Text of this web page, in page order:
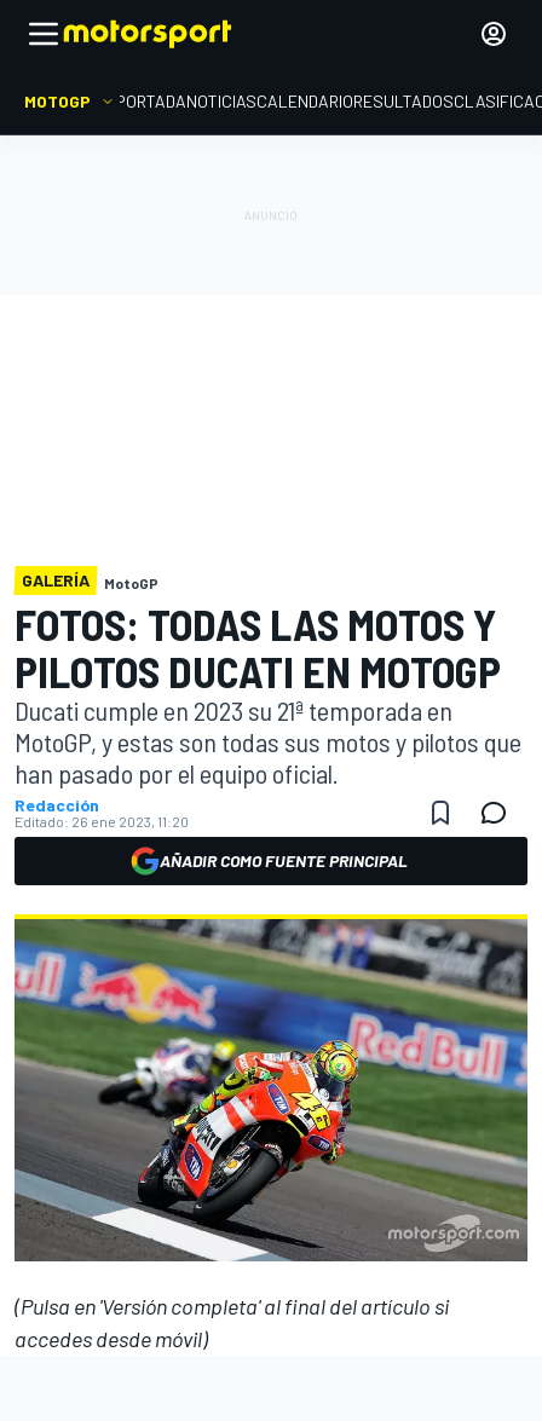
MOTOGP PORTADANOTICIASCALENDARIORESULTADOS
GALERÍA MotoGP
FOTOS: TODAS LAS MOTOS Y
PILOTOS DUCATI EN MOTOGP
Ducati cumple en 2023 su 21ª temporada en
MotoGP, y estas son todas sus motos y pilotos que
han pasado por el equipo oficial.
Redacción
Editado: 26 ene 2023, 11:20
AÑADIR COMO FUENTE PRINCIPAL
(Pulsa en 'Versión completa' al final del artículo si
accedes desde móvil)